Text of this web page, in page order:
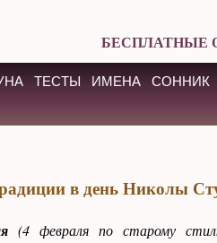
БЕСПЛАТНЫЕ
ТЕСТЫ ИМЕНА СОННИК
в день Николы
(4 февраля по старому